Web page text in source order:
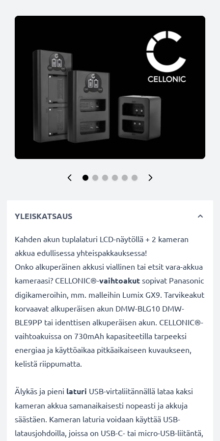
YLEISKATSAUS
Kahden akun tuplalaturi LCD-näytöllä + 2 kameran
akkua edullisessa yhteispakkauksessa!
Onko alkuperäinen akkusi viallinen tai etsit vara-akkua
kameraasi? CELLONIC®-vaihtoakut sopivat Panasonic
digikameroihin, mm. malleihin Lumix GX9. Tarvikeakut
korvaavat alkuperäisen akun DMW-BLG10 DMW-
BLE9PP tai identtisen alkuperäisen akun. CELLONIC®-
vaihtoakuissa on 730mAh kapasiteetilla tarpeeksi
energiaa ja käyttöaikaa pitkäaikaiseen kuvaukseen,
kelistä riippumatta.
Älykäs ja pieni laturi USB-virtaliitännällä lataa kaksi
kameran akkua samanaikaisesti nopeasti ja akkuja
säästäen. Kameran laturia voidaan käyttää USB-
latausjohdoilla, joissa on USB-C- tai micro-USB-liitäntä,